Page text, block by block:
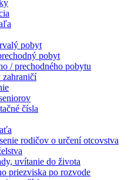
pobyt
pobyt
/ prechodného pobytu
zahraničí
čísla
rodičov o určení otcovstva
uvítanie do života
priezviska po rozvode